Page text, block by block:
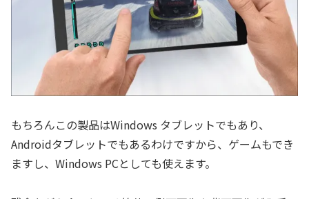
もちろんこの製品はWindows タブレットでもあり、
Androidタブレットでもあるわけですから、ゲームもでき
ますし、Windows PCとしても使えます。